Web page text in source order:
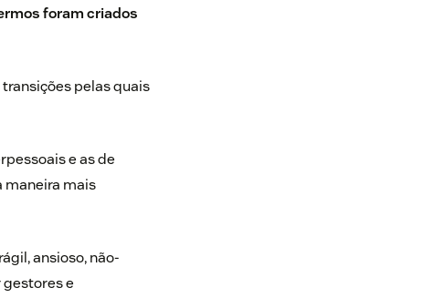
foram criados
pelas quais
e as de
maneira mais
ansioso, não-
e